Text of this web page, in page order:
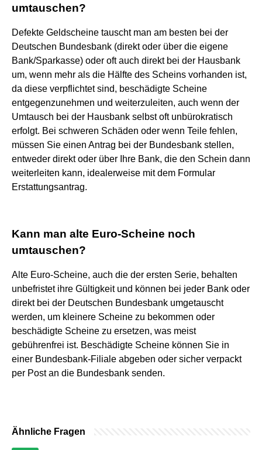
umtauschen?
Defekte Geldscheine tauscht man am besten bei der
Deutschen Bundesbank (direkt oder über die eigene
Bank/Sparkasse) oder oft auch direkt bei der Hausbank
um, wenn mehr als die Hälfte des Scheins vorhanden ist,
da diese verpflichtet sind, beschädigte Scheine
entgegenzunehmen und weiterzuleiten, auch wenn der
Umtausch bei der Hausbank selbst oft unbürokratisch
erfolgt. Bei schweren Schäden oder wenn Teile fehlen,
müssen Sie einen Antrag bei der Bundesbank stellen,
entweder direkt oder über Ihre Bank, die den Schein dann
weiterleiten kann, idealerweise mit dem Formular
Erstattungsantrag.
Kann man alte Euro-Scheine noch
umtauschen?
Alte Euro-Scheine, auch die der ersten Serie, behalten
unbefristet ihre Gültigkeit und können bei jeder Bank oder
direkt bei der Deutschen Bundesbank umgetauscht
werden, um kleinere Scheine zu bekommen oder
beschädigte Scheine zu ersetzen, was meist
gebührenfrei ist. Beschädigte Scheine können Sie in
einer Bundesbank-Filiale abgeben oder sicher verpackt
per Post an die Bundesbank senden.
Ähnliche Fragen